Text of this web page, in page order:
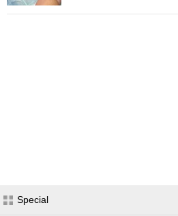
Special